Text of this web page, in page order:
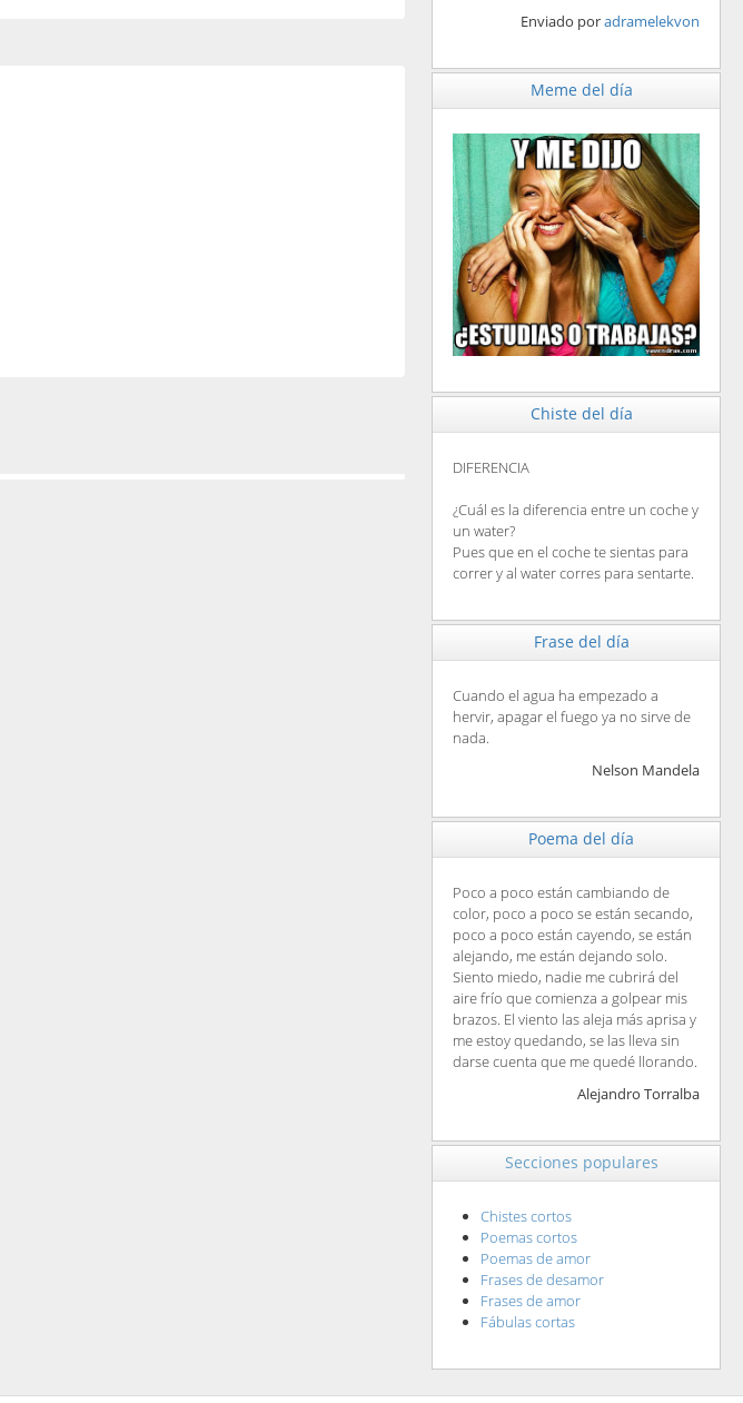
Enviado poradramelekvon
Meme del día
Chiste del día
DIFERENCIA
¿Cuál es la diferencia entre un coche y
un water?
Pues que en el coche te sientas para
correr y al water corres para sentarte.
Frase del día
Cuando el agua ha empezado a
hervir, apagar el fuego ya no sirve de
nada.
Nelson Mandela
Poema del día
Poco a poco están cambiando de
color, poco a poco se están secando,
poco a poco están cayendo, se están
alejando, me están dejando solo.
Siento miedo, nadie me cubrirá del
aire frío que comienza a golpear mis
brazos. El viento las aleja más aprisa y
me estoy quedando, se las lleva sin
darse cuenta que me quedé llorando.
Alejandro Torralba
Secciones populares
Chistes cortos
Poemas cortos
Poemas de amor
Frases de desamor
Frases de amor
Fábulas cortas